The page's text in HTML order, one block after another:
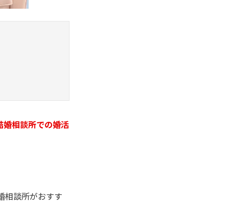
婚相談所での婚活
相談所がおすす